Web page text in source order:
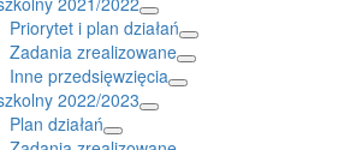
Priorytet i plan działań
Zadania zrealizowane
Inne przedsięwzięcia
2022/2023
Plan działań